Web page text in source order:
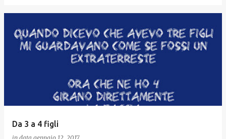
Da 3 a 4 figli